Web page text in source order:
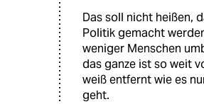
Das soll nicht heißen,
Politik gemacht
weniger Menschen
das ganze ist so weit
weiß entfernt wie es
geht.